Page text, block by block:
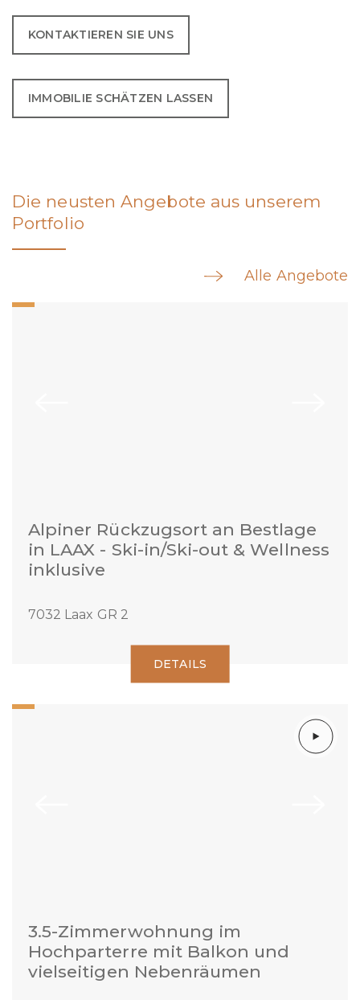
KONTAKTIEREN SIE UNS
IMMOBILIE SCHÄTZEN LASSEN
Die neusten Angebote aus unserem
Portfolio
Alle Angebote
Alpiner Rückzugsort an Bestlage
in LAAX - Ski-in/Ski-out & Wellness
inklusive
7032 Laax GR 2
DETAILS
3.5-Zimmerwohnung im
Hochparterre mit Balkon und
vielseitigen Nebenräumen